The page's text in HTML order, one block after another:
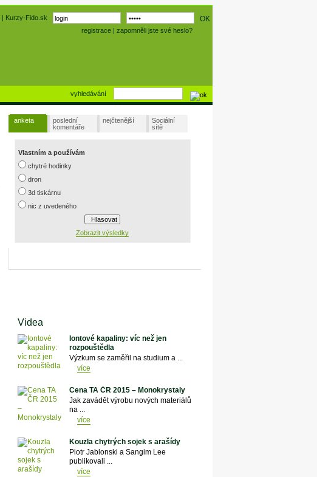
registrace | zapomněli jste své heslo?
| Kurzy-Fido.sk
vyhledávání
anketa
poslední
komentáře
nejčtenější
Sociální
sítě
Vlastním a používám
chytré hodinky
dron
3d tiskárnu
nic z uvedeného
Zobrazit výsledky
Videa
Iontové kapaliny: víc než jen
rozpouštědla
Výzkum se zaměřil na studium a ...
více
Cena TA ČR 2015 – Monokrystaly
Jak zavádět výrobu nových materiálů
na ...
více
Kouzla chytrých sojek s arašídy
Piotr Jablonski a Sangim Lee
publikovali ...
více